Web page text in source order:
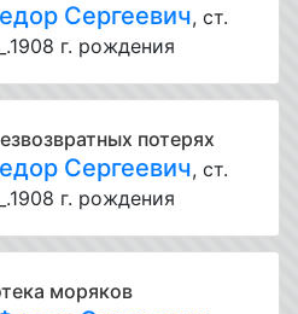
Сергеевич, ст.
г. рождения
потерях
Сергеевич, ст.
г. рождения
моряков